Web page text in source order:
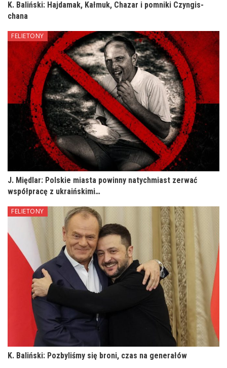
K. Baliński: Hajdamak, Kałmuk, Chazar i pomniki Czyngis-
chana
FELIETONY
J. Międlar: Polskie miasta powinny natychmiast zerwać
współpracę z ukraińskimi…
FELIETONY
K. Baliński: Pozbyliśmy się broni, czas na generałów